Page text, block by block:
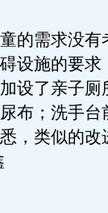
需求没有
设施的要求
设了亲子厕
布；洗手台
，类似的改